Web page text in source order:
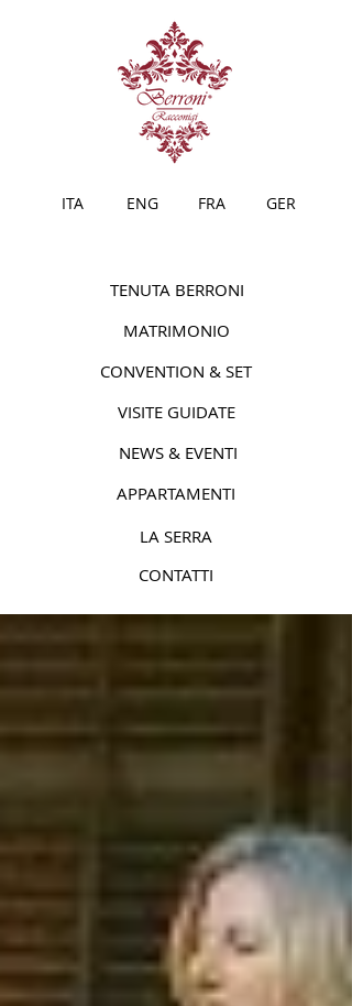
ITA ENG FRA GER
TENUTA BERRONI
MATRIMONIO
CONVENTION & SET
VISITE GUIDATE
NEWS & EVENTI
APPARTAMENTI
LA SERRA
CONTATTI